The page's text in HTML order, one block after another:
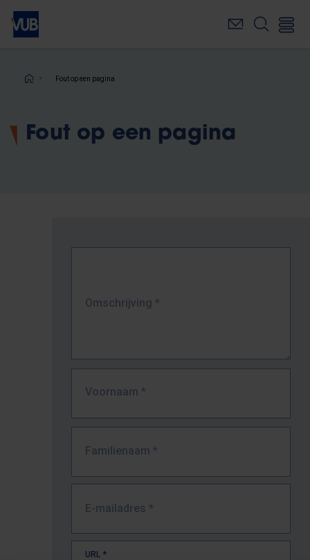
Overslaan
naar
inhoudKruimelpad
Fout op een pagina
Fout op een pagina
Omschrijving *
Voornaam *
Familienaam *
E-mailadres *
URL *